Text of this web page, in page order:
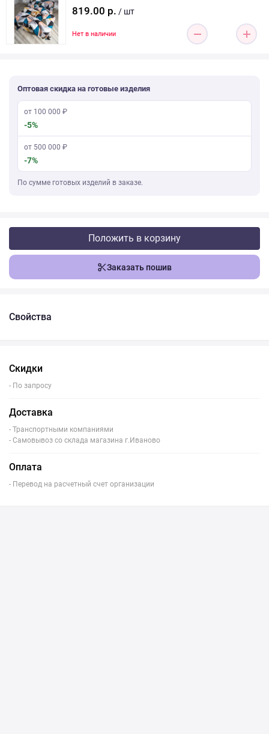
819.00 р. / шт
Нет в наличии
Оптовая скидка на готовые изделия
от 100 000 ₽
-5%
от 500 000 ₽
-7%
По сумме готовых изделий в заказе.
Положить в корзину
Заказать пошив
Свойства
Скидки
- По запросу
Доставка
- Транспортными компаниями
- Самовывоз со склада магазина г.Иваново
Оплата
- Перевод на расчетный счет организации